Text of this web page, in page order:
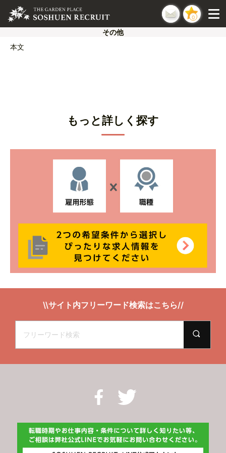
0
その他
本文
もっと詳しく探す
\\サイト内フリーワード検索はこちら//